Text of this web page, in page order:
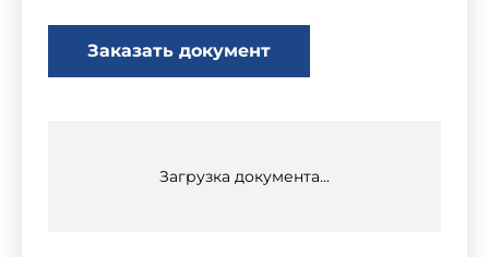
Заказать документ
Загрузка документа...